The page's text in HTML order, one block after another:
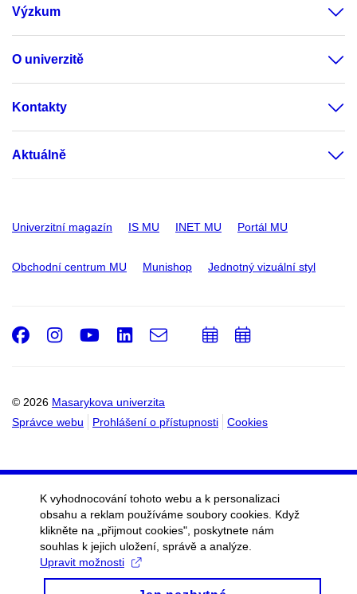
Výzkum
O univerzitě
Kontakty
Aktuálně
Univerzitní magazín IS MU INET MU Portál MU
Obchodní centrum MU Munishop Jednotný vizuální styl
© 2026 Masarykova univerzita
Správce webu
Prohlášení o přístupnosti Cookies
Facebook
Instagram
Youtube
LinkedIn
e-
PřidatPřidat
K vyhodnocování tohoto webu a k personalizaci
obsahu a reklam používáme soubory cookies. Když
klikněte na „přijmout cookies", poskytnete nám
souhlas k jejich uložení, správě a analýze.
Upravit možnosti